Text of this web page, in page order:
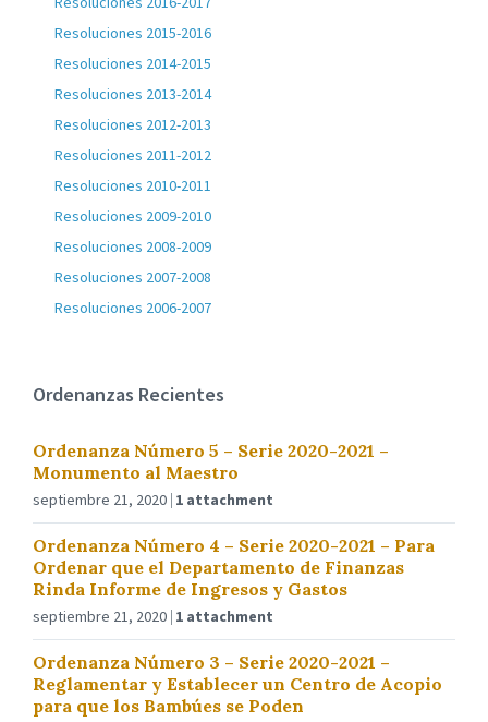
Resoluciones 2015-2016
Resoluciones 2014-2015
Resoluciones 2013-2014
Resoluciones 2012-2013
Resoluciones 2011-2012
Resoluciones 2010-2011
Resoluciones 2009-2010
Resoluciones 2008-2009
Resoluciones 2007-2008
Resoluciones 2006-2007
Ordenanzas Recientes
Ordenanza Número 5 – Serie 2020-2021 –
Monumento al Maestro
septiembre 21, 2020 1 attachment
Ordenanza Número 4 – Serie 2020-2021 – Para
Ordenar que el Departamento de Finanzas
Rinda Informe de Ingresos y Gastos
septiembre 21, 2020 1 attachment
Ordenanza Número 3 – Serie 2020-2021 –
Reglamentar y Establecer un Centro de Acopio
para que los Bambúes se Poden